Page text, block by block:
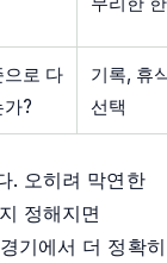
로 다
?
기록, 휴
선택
. 오히려 막연한
정해지면
기에서 더 정확히